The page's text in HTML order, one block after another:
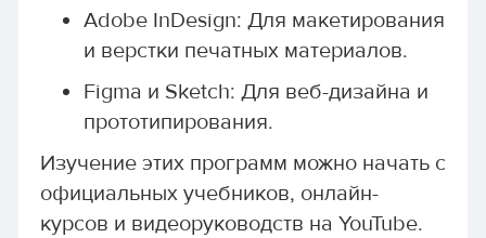
Adobe InDesign: Для макетирования
и верстки печатных материалов.
Figma и Sketch: Для веб-дизайна и
прототипирования.
Изучение этих программ можно начать с
официальных учебников, онлайн-
курсов и видеоруководств на YouTube.